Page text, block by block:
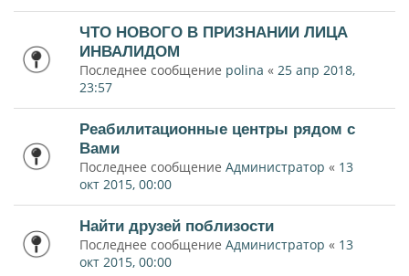
ЧТО НОВОГО В ПРИЗНАНИИ ЛИЦА
ИНВАЛИДОМ
Последнее сообщение polina « 25 апр 2018,
23:57
Реабилитационные центры рядом с
Вами
Последнее сообщение Администратор « 13
окт 2015, 00:00
Найти друзей поблизости
Последнее сообщение Администратор « 13
окт 2015, 00:00